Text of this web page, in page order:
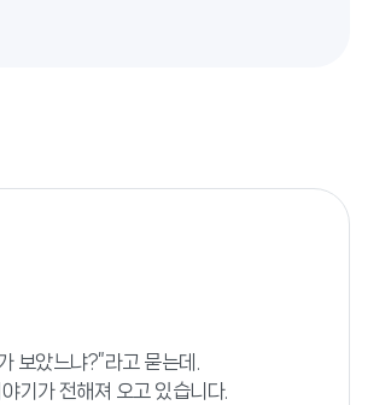
보았느냐?”라고 묻는데.
기가 전해져 오고 있습니다.